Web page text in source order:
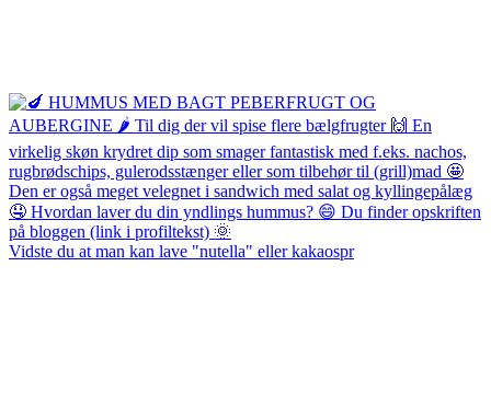
Vidste du at man kan lave "nutella" eller kakaospr